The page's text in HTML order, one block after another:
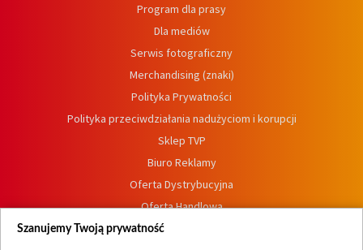
Program dla prasy
Dla mediów
Serwis fotograficzny
Merchandising (znaki)
Polityka Prywatności
Polityka przeciwdziałania nadużyciom i korupcji
Sklep TVP
Biuro Reklamy
Oferta Dystrybucyjna
Oferta Handlowa
Dostępność
Szanujemy Twoją prywatność